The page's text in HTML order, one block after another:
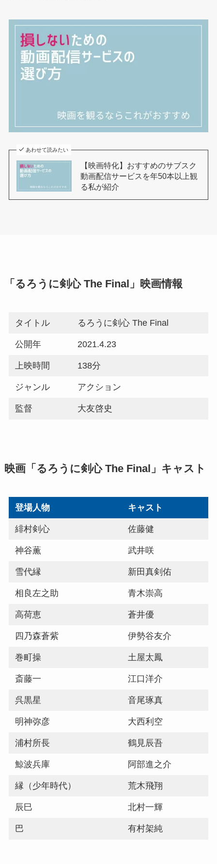
あわせて読みたい
【映画特化】おすすめのサブスク
動画配信サービスを年50本以上観
る私が紹介
「るろうに剣心 The Final」映画情報
タイトル るろうに剣心 The Final
公開年 2021.4.23
上映時間 138分
ジャンル アクション
監督 大友啓史
映画「るろうに剣心 The Final」キャスト
登場人物 キャスト
緋村剣心 佐藤健
神谷薫 武井咲
雪代縁 新田真剣佑
相良左之助 青木崇高
高荷恵 蒼井優
四乃森蒼紫 伊勢谷友介
巻町操 土屋太鳳
斎藤一 江口洋介
呉黒星 音尾琢真
明神弥彦 大西利空
浦村所長 鶴見辰吾
鯨波兵庫 阿部進之介
縁（少年時代） 荒木飛翔
辰巳 北村一輝
巴 有村架純